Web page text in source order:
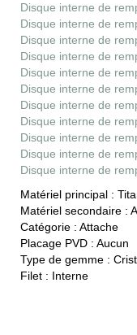
Disque interne de
Disque interne de
Disque interne de
Disque interne de
Disque interne de
Disque interne de
Disque interne de
Disque interne de
Disque interne de
Disque interne de
Disque interne de
Matériel principal :
Matériel secondaire :
Catégorie : Attache
Placage PVD : Aucun
Type de gemme :
Filet : Interne